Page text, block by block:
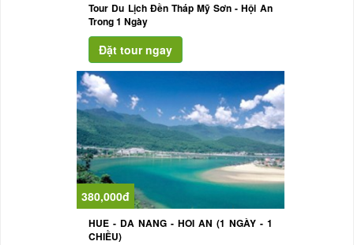
Tour Du Lịch Đền Tháp Mỹ Sơn - Hội An
Trong 1 Ngày
380,000đ
HUE - DA NANG - HOI AN (1 NGÀY - 1
CHIỀU)